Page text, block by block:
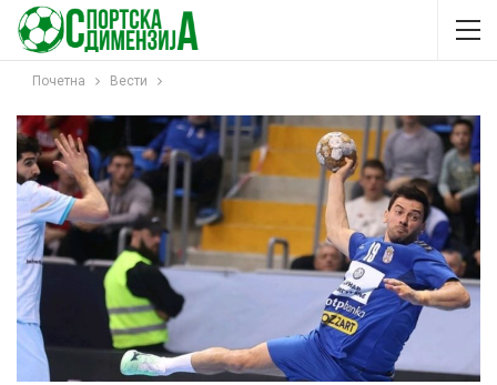
Почетна Вести